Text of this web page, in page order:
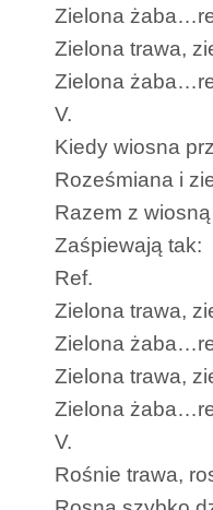
Zielona
Zielona trawa,
Zielona
V.
Kiedy wiosna
Roześmiana i
Razem z
Zaśpiewają tak:
Ref.
Zielona trawa,
Zielona
Zielona trawa,
Zielona
V.
Rośnie trawa,